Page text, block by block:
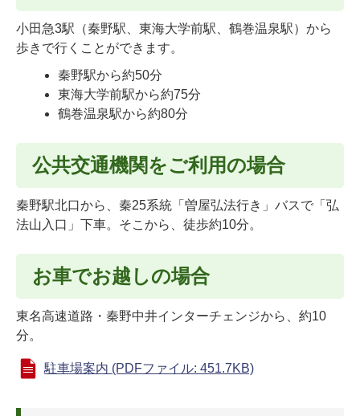
小田急3駅（秦野駅、東海大学前駅、鶴巻温泉駅）から
歩きで行くことができます。
秦野駅から約50分
東海大学前駅から約75分
鶴巻温泉駅から約80分
公共交通機関をご利用の場合
秦野駅北口から、秦25系統「曽屋弘法行き」バスで「弘
法山入口」下車。そこから、徒歩約10分。
お車でお越しの場合
東名高速道路・秦野中井インターチェンジから、約10
分。
駐車場案内 (PDFファイル: 451.7KB)